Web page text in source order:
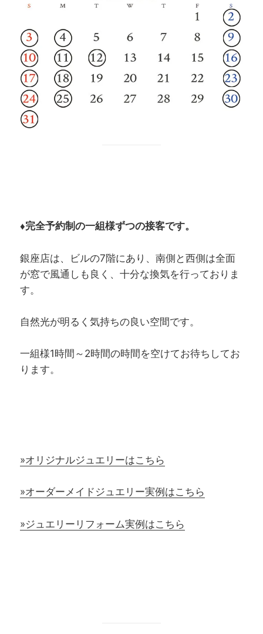
♦完全予約制の一組様ずつの接客です。
銀座店は、ビルの7階にあり、南側と西側は全面
が窓で風通しも良く、十分な換気を行っておりま
す。
自然光が明るく気持ちの良い空間です。
一組様1時間～2時間の時間を空けてお待ちしてお
ります。
»オリジナルジュエリーはこちら
»オーダーメイドジュエリー実例はこちら
»ジュエリーリフォーム実例はこちら